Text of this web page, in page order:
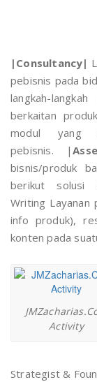
|Consultancy|
pebisnis pada
langkah-
berkaitan
modul yang
pebisnis. |
bisnis/produk
berikut solusi
Writing Layanan
info produk),
konten pada
Activity
Strategist &